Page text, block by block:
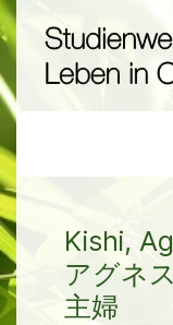
Kishi,
アグネ
主婦